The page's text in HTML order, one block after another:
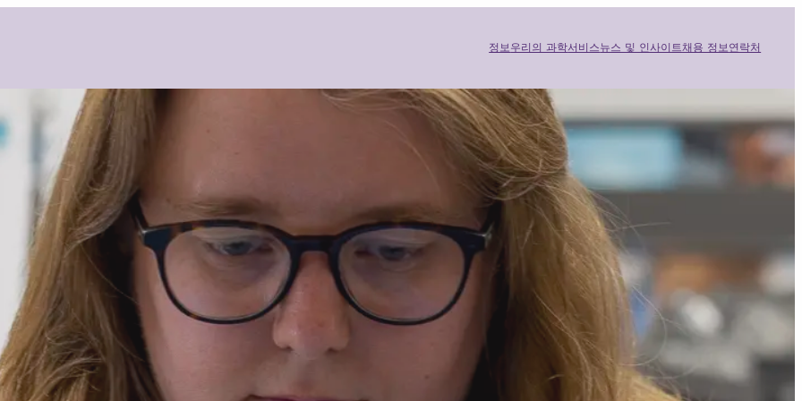
정보우리의 과학서비스뉴스 및 인사이트채용 정보연락처